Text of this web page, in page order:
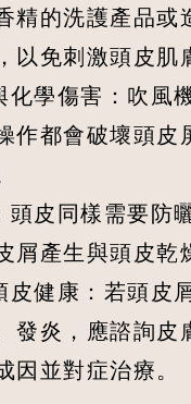
精的洗護產品或
以免刺激頭皮肌
化學傷害：吹風
作都會破壞頭皮
頭皮同樣需要防
屑產生與頭皮乾
皮健康：若頭皮
發炎，應諮詢皮
因並對症治療。